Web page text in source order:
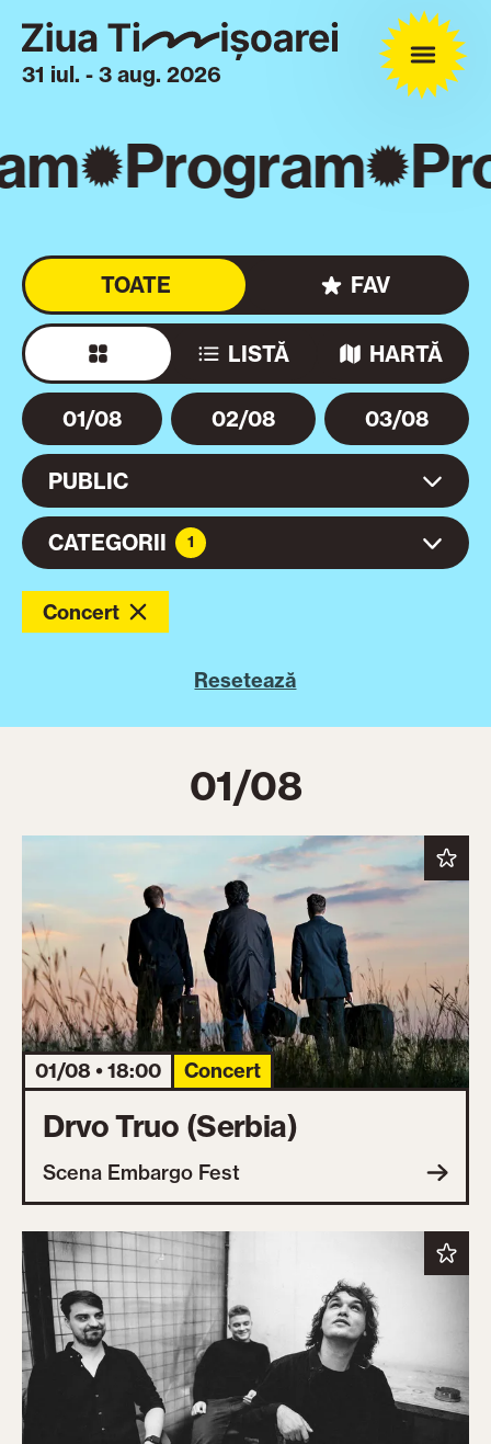
31 iul. - 3 aug. 2026
Program
CATEGORII 1
PUBLIC
01/08 02/08 03/08
LISTĂ HARTĂ
TOATE FAV
Concert
Resetează
01/08
01/08 • 18:00 Concert
Drvo Truo (Serbia)
Scena Embargo Fest